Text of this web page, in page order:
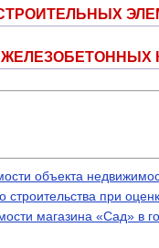
объекта
при
магазина «Сад» в